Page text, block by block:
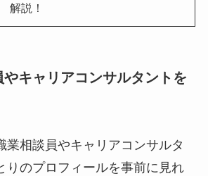
解説！
キャリアコンサルタントを
業相談員やキャリアコンサルタ
りのプロフィールを事前に見れ